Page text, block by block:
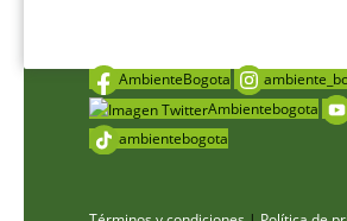
AmbienteBogota
Ambientebogota
ambientebogota